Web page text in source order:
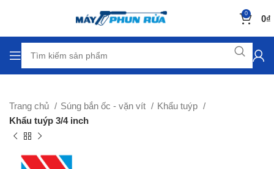
0 0₫
Trang chủ Súng bắn ốc - vặn vít
Khẩu tuýp
Khẩu tuýp 3/4 inch